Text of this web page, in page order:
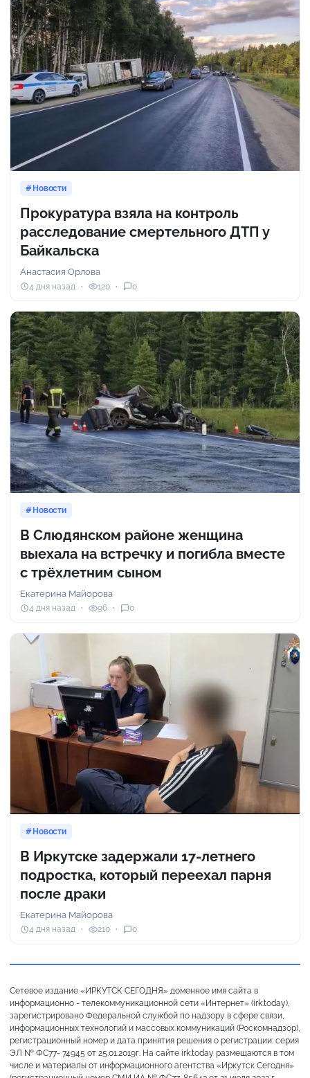
Новости
Прокуратура взяла на контроль
расследование смертельного ДТП у
Байкальска
Анастасия Орлова
4 дня назад 120 0
Новости
В Слюдянском районе женщина
выехала на встречку и погибла вместе
с трёхлетним сыном
Екатерина Майорова
4 дня назад 96 0
Новости
В Иркутске задержали 17-летнего
подростка, который переехал парня
после драки
Екатерина Майорова
4 дня назад 210 0
Сетевое издание «ИРКУТСК СЕГОДНЯ» доменное имя сайта в
информационно - телекоммуникационной сети «Интернет» (irk.today),
зарегистрировано Федеральной службой по надзору в сфере связи,
информационных технологий и массовых коммуникаций (Роскомнадзор),
регистрационный номер и дата принятия решения о регистрации: серия
ЭЛ № ФС77- 74945 от 25.01.2019г. На сайте irk.today размещаются в том
числе и материалы от информационного агентства «Иркутск Сегодня»